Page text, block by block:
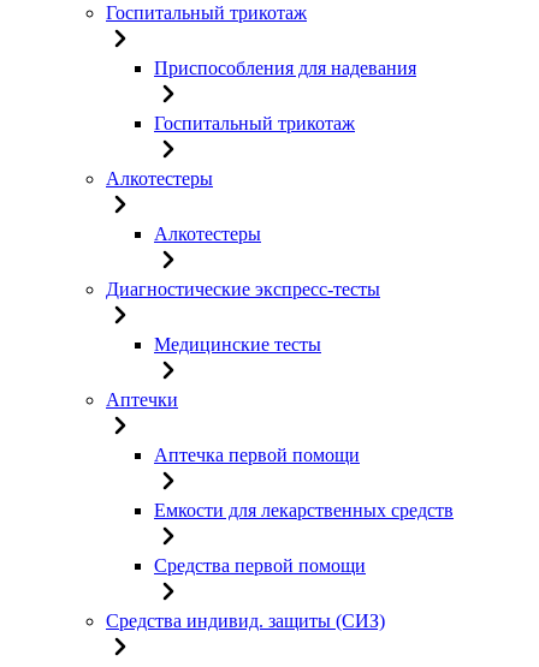
Госпитальный трикотаж
Приспособления для надевания
Госпитальный трикотаж
Алкотестеры
Алкотестеры
Диагностические экспресс-тесты
Медицинские тесты
Аптечки
Аптечка первой помощи
Емкости для лекарственных средств
Средства первой помощи
Средства индивид. защиты (СИЗ)